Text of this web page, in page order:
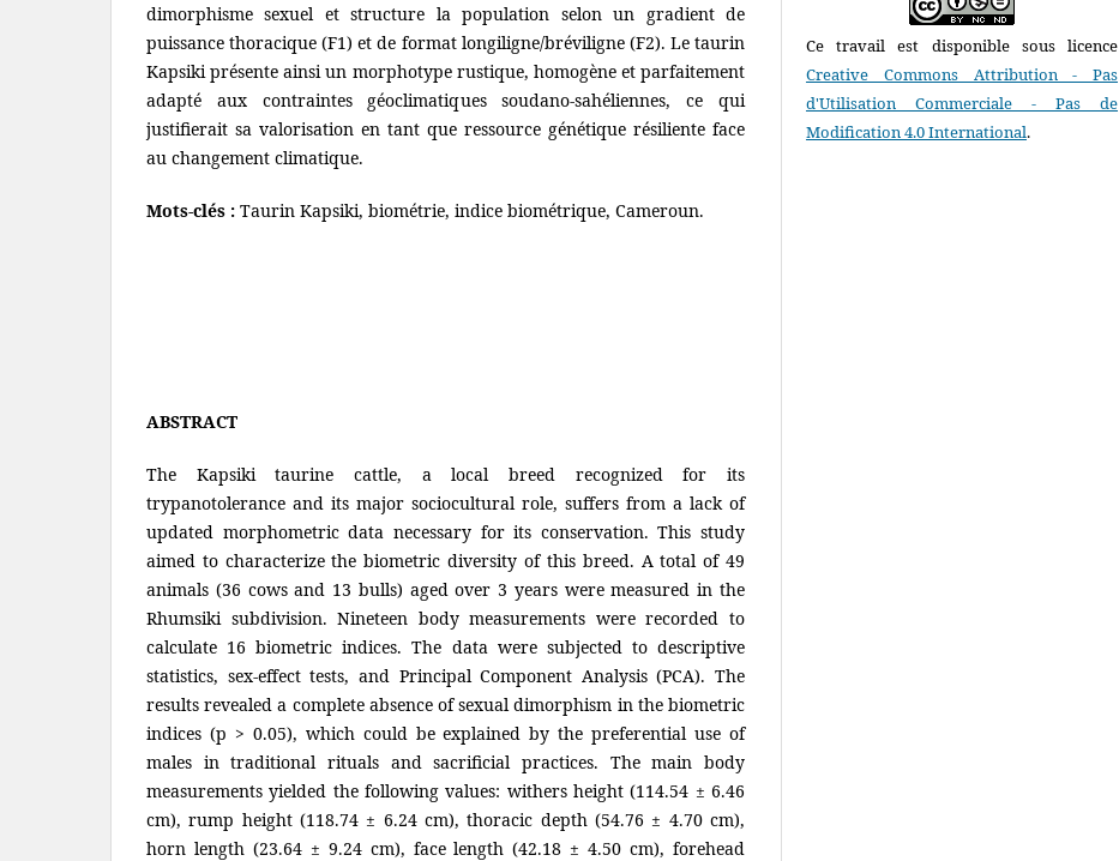
dimorphisme sexuel et structure la population selon un gradient de
puissance thoracique (F1) et de format longiligne/bréviligne (F2). Le taurin
Kapsiki présente ainsi un morphotype rustique, homogène et parfaitement
adapté aux contraintes géoclimatiques soudano-sahéliennes, ce qui
justifierait sa valorisation en tant que ressource génétique résiliente face
au changement climatique.
Mots-clés : Taurin Kapsiki, biométrie, indice biométrique, Cameroun.
ABSTRACT
The Kapsiki taurine cattle, a local breed recognized for its
trypanotolerance and its major sociocultural role, suffers from a lack of
updated morphometric data necessary for its conservation. This study
aimed to characterize the biometric diversity of this breed. A total of 49
animals (36 cows and 13 bulls) aged over 3 years were measured in the
Rhumsiki subdivision. Nineteen body measurements were recorded to
calculate 16 biometric indices. The data were subjected to descriptive
statistics, sex-effect tests, and Principal Component Analysis (PCA). The
results revealed a complete absence of sexual dimorphism in the biometric
indices (p > 0.05), which could be explained by the preferential use of
males in traditional rituals and sacrificial practices. The main body
measurements yielded the following values: withers height (114.54 ± 6.46
cm), rump height (118.74 ± 6.24 cm), thoracic depth (54.76 ± 4.70 cm),
horn length (23.64 ± 9.24 cm), face length (42.18 ± 4.50 cm), forehead
Ce travail est disponible sous licence
Creative Commons Attribution - Pas
d'Utilisation Commerciale - Pas de
Modification 4.0 International.